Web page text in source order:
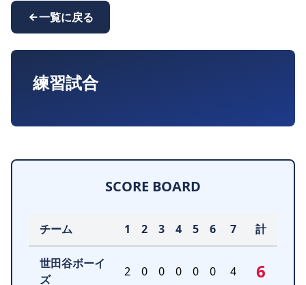
一覧に戻る
練習試合
SCORE BOARD
チーム 1 2 3 4 5 6 7 計
世田谷ボーイ
ズ
2 0 0 0 0 0 4 6